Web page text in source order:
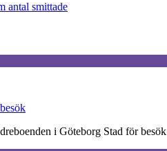
antal smittade
i Göteborg Stad för